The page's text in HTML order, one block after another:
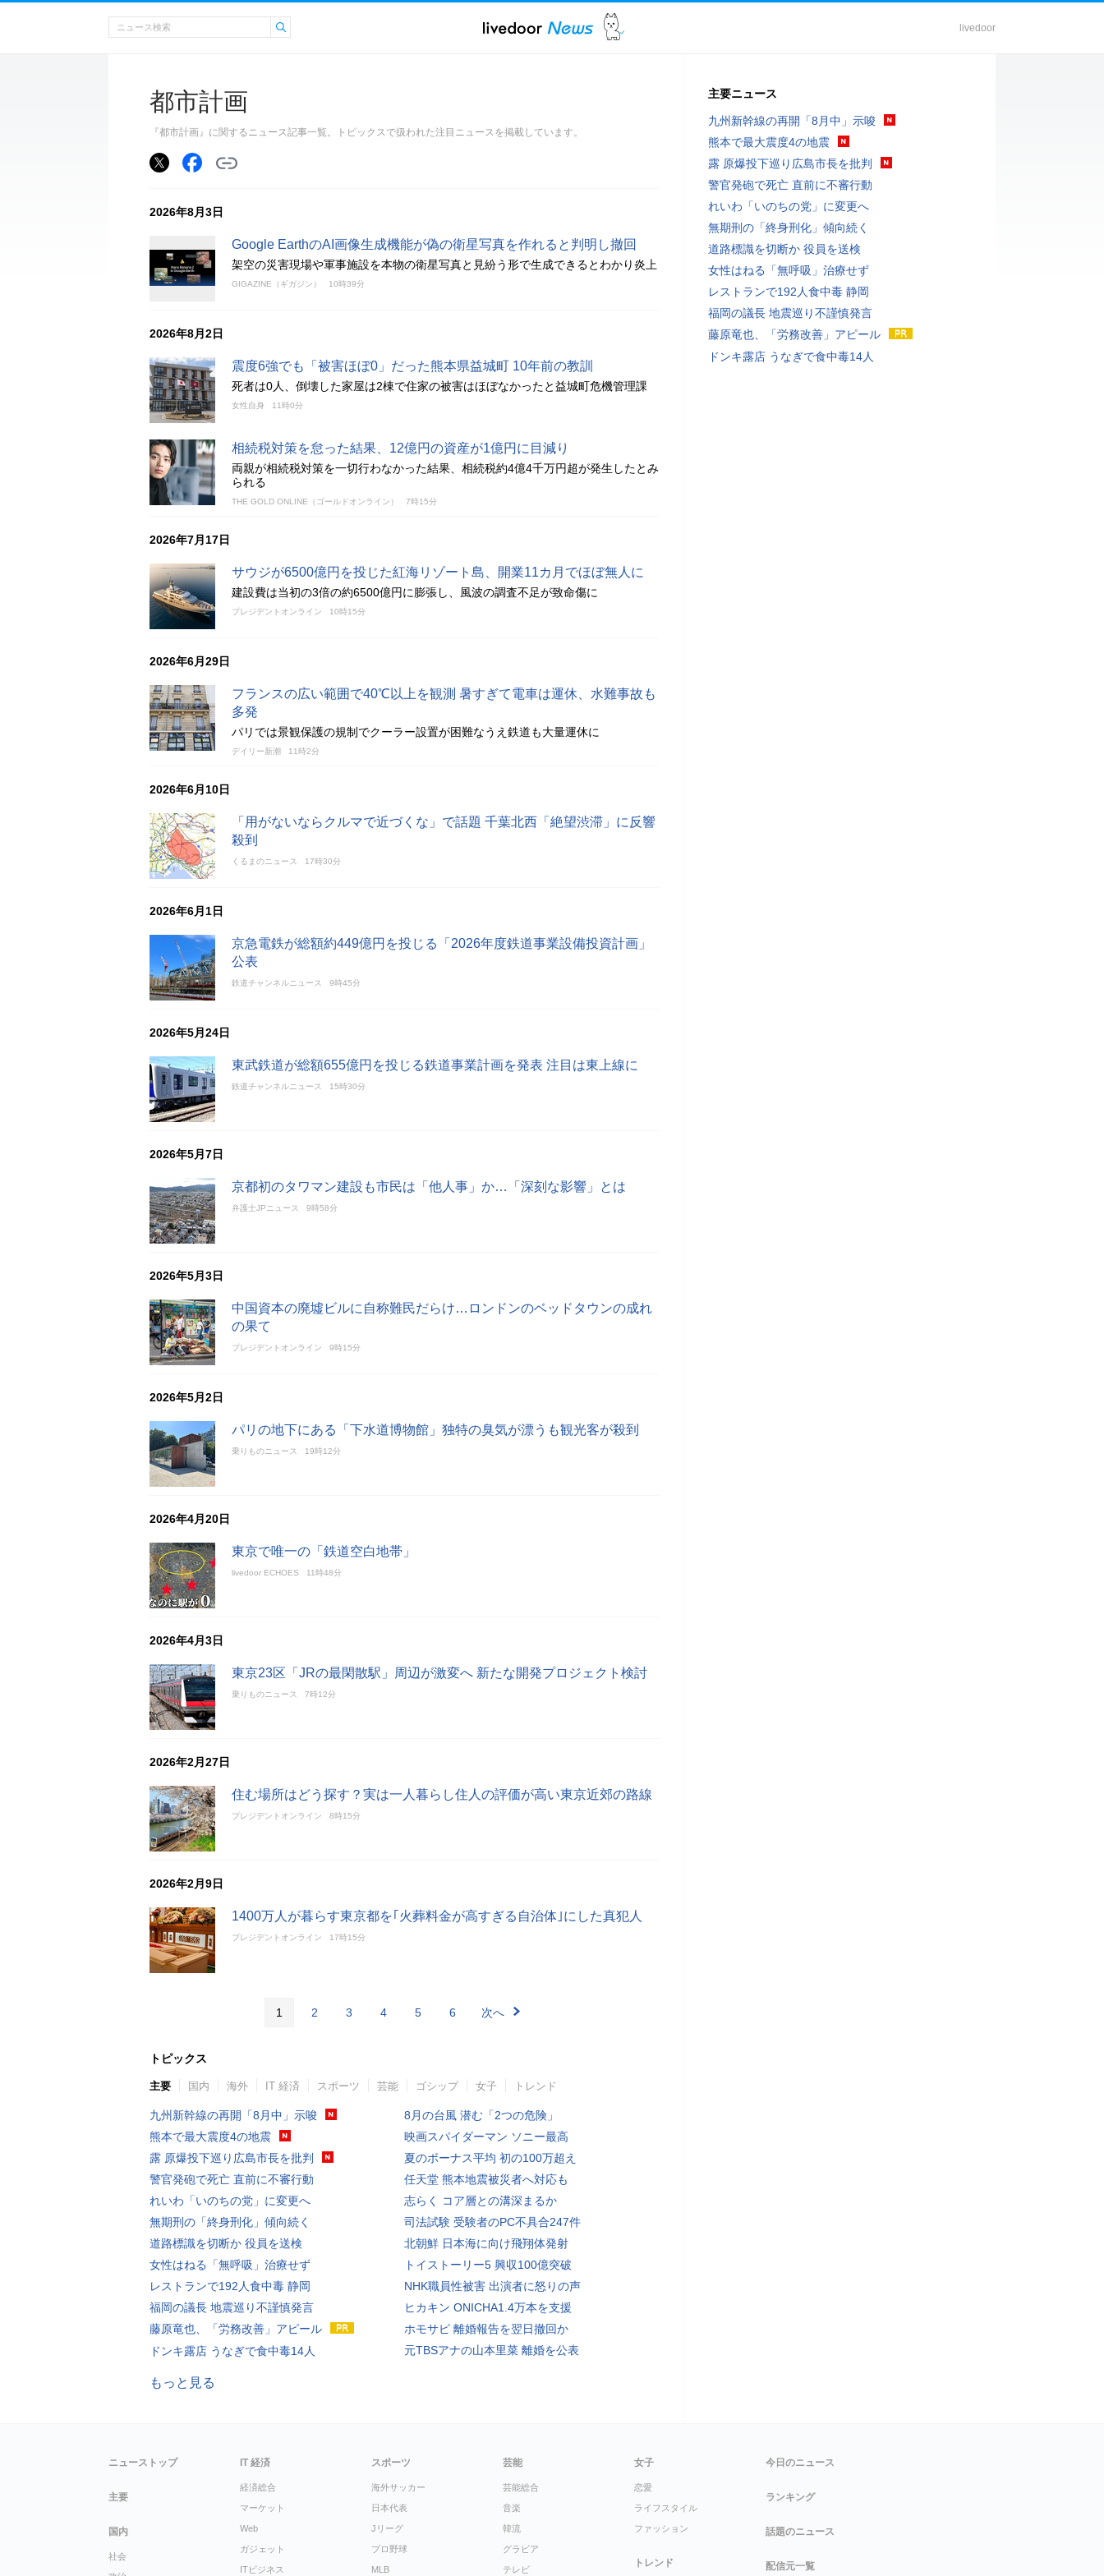
livedoor
都市計画
『都市計画』に関するニュース記事一覧。トピックスで扱われた注目ニュースを掲載しています。
2026年8月3日
Google EarthのAI画像生成機能が偽の衛星写真を作れると判明し撤回
架空の災害現場や軍事施設を本物の衛星写真と見紛う形で生成できるとわかり炎上
GIGAZINE（ギガジン） 10時39分
2026年8月2日
震度6強でも「被害ほぼ0」だった熊本県益城町 10年前の教訓
死者は0人、倒壊した家屋は2棟で住家の被害はほぼなかったと益城町危機管理課
女性自身 11時0分
相続税対策を怠った結果、12億円の資産が1億円に目減り
両親が相続税対策を一切行わなかった結果、相続税約4億4千万円超が発生したとみ
られる
THE GOLD ONLINE（ゴールドオンライン） 7時15分
2026年7月17日
サウジが6500億円を投じた紅海リゾート島、開業11カ月でほぼ無人に
建設費は当初の3倍の約6500億円に膨張し、風波の調査不足が致命傷に
プレジデントオンライン 10時15分
2026年6月29日
フランスの広い範囲で40℃以上を観測 暑すぎて電車は運休、水難事故も
多発
パリでは景観保護の規制でクーラー設置が困難なうえ鉄道も大量運休に
デイリー新潮 11時2分
2026年6月10日
「用がないならクルマで近づくな」で話題 千葉北西「絶望渋滞」に反響
殺到
くるまのニュース 17時30分
2026年6月1日
京急電鉄が総額約449億円を投じる「2026年度鉄道事業設備投資計画」
公表
鉄道チャンネルニュース 9時45分
2026年5月24日
東武鉄道が総額655億円を投じる鉄道事業計画を発表 注目は東上線に
鉄道チャンネルニュース 15時30分
2026年5月7日
京都初のタワマン建設も市民は「他人事」か…「深刻な影響」とは
弁護士JPニュース 9時58分
2026年5月3日
中国資本の廃墟ビルに自称難民だらけ…ロンドンのベッドタウンの成れ
の果て
プレジデントオンライン 9時15分
2026年5月2日
パリの地下にある「下水道博物館」独特の臭気が漂うも観光客が殺到
乗りものニュース 19時12分
2026年4月20日
東京で唯一の「鉄道空白地帯」
livedoor ECHOES 11時48分
2026年4月3日
東京23区「JRの最閑散駅」周辺が激変へ 新たな開発プロジェクト検討
乗りものニュース 7時12分
2026年2月27日
住む場所はどう探す？実は一人暮らし住人の評価が高い東京近郊の路線
プレジデントオンライン 8時15分
2026年2月9日
1400万人が暮らす東京都を｢火葬料金が高すぎる自治体｣にした真犯人
プレジデントオンライン 17時15分
1 2 3 4 5 6 次へ
トピックス
主要 国内 海外 IT 経済 スポーツ 芸能 ゴシップ 女子 トレンド
九州新幹線の再開「8月中」示唆
熊本で最大震度4の地震
露 原爆投下巡り広島市長を批判
警官発砲で死亡 直前に不審行動
れいわ「いのちの党」に変更へ
無期刑の「終身刑化」傾向続く
道路標識を切断か 役員を送検
女性はねる「無呼吸」治療せず
レストランで192人食中毒 静岡
福岡の議長 地震巡り不謹慎発言
藤原竜也、「労務改善」アピール
ドンキ露店 うなぎで食中毒14人
8月の台風 潜む「2つの危険」
映画スパイダーマン ソニー最高
夏のボーナス平均 初の100万超え
任天堂 熊本地震被災者へ対応も
志らく コア層との溝深まるか
司法試験 受験者のPC不具合247件
北朝鮮 日本海に向け飛翔体発射
トイストーリー5 興収100億突破
NHK職員性被害 出演者に怒りの声
ヒカキン ONICHA1.4万本を支援
ホモサピ 離婚報告を翌日撤回か
元TBSアナの山本里菜 離婚を公表
もっと見る
主要ニュース
九州新幹線の再開「8月中」示唆
熊本で最大震度4の地震
露 原爆投下巡り広島市長を批判
警官発砲で死亡 直前に不審行動
れいわ「いのちの党」に変更へ
無期刑の「終身刑化」傾向続く
道路標識を切断か 役員を送検
女性はねる「無呼吸」治療せず
レストランで192人食中毒 静岡
福岡の議長 地震巡り不謹慎発言
藤原竜也、「労務改善」アピール
ドンキ露店 うなぎで食中毒14人
ニューストップ
主要
国内
社会
IT 経済
経済総合
マーケット
Web
ガジェット
ITビジネス
スポーツ
海外サッカー
日本代表
Jリーグ
プロ野球
MLB
芸能
芸能総合
音楽
韓流
グラビア
テレビ
女子
恋愛
ライフスタイル
ファッション
トレンド
今日のニュース
ランキング
話題のニュース
配信元一覧